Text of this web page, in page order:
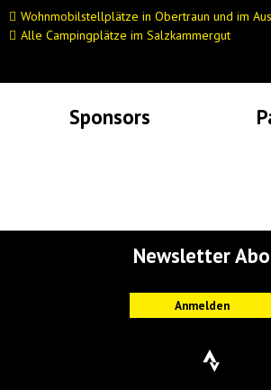
Wohnmobilstellplätze in Obertraun und im
Alle Campingplätze im Salzkammergut
Sponsors
Newsletter Abo